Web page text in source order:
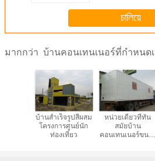
চালিয়ে
มากกว่า บ้านคอนเทนเนอร์ที่กำหนด
บ้านสำเร็จรูปสีผสม
โครงการศูนย์นัก
ท่องเที่ยว
หน่วยเดียวที่ทัน
สมัยบ้าน
คอนเทนเนอร์ขนส่ง